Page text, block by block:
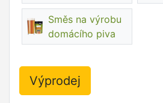
Směs na výrobu
domácího piva
Výprodej